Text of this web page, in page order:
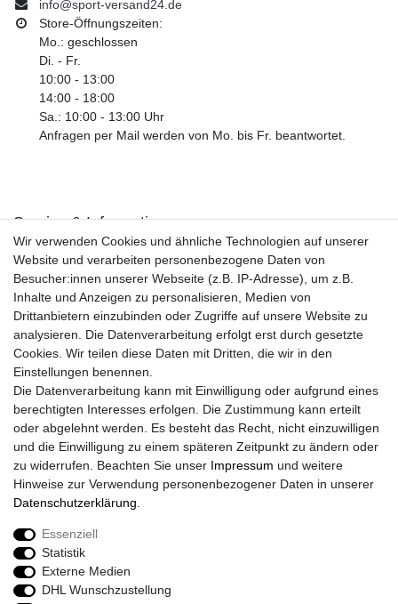
info@sport-versand24.de
Store-Öffnungszeiten:
Mo.: geschlossen
Di. - Fr.
10:00 - 13:00
14:00 - 18:00
Sa.: 10:00 - 13:00 Uhr
Anfragen per Mail werden von Mo. bis Fr. beantwortet.
Service & Informationen
Kontakt
Retouren
Widerrufsrecht
Widerrufs­formular
Impressum
Daten­schutz­erklärung
AGB
Größentabelle
Kataloge
Barrierefreiheitserklärung
Sicherheitsinformationen
Zahlung und Versand
Wir verwenden Cookies und ähnliche Technologien auf unserer
Website und verarbeiten personenbezogene Daten von
Besucher:innen unserer Webseite (z.B. IP-Adresse), um z.B.
Inhalte und Anzeigen zu personalisieren, Medien von
Drittanbietern einzubinden oder Zugriffe auf unsere Website zu
analysieren. Die Datenverarbeitung erfolgt erst durch gesetzte
Cookies. Wir teilen diese Daten mit Dritten, die wir in den
Einstellungen benennen.
Die Datenverarbeitung kann mit Einwilligung oder aufgrund eines
berechtigten Interesses erfolgen. Die Zustimmung kann erteilt
oder abgelehnt werden. Es besteht das Recht, nicht einzuwilligen
und die Einwilligung zu einem späteren Zeitpunkt zu ändern oder
zu widerrufen. Beachten Sie unser Impressum und weitere
Hinweise zur Verwendung personenbezogener Daten in unserer
Daten­schutz­erklärung
Essenziell
Statistik
Externe Medien
DHL Wunschzustellung